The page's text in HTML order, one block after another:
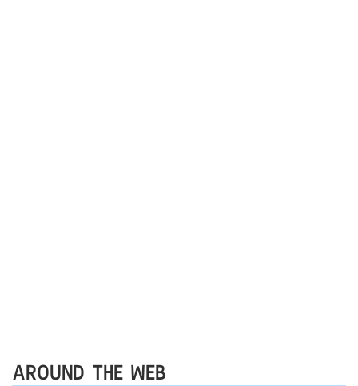
AROUND THE WEB